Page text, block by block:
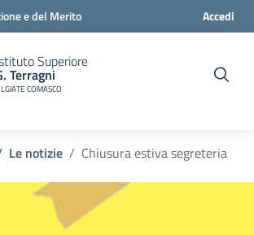
e del Merito Accedi
Superiore
Terragni
COMASCO
Le notizie Chiusura estiva segreteria